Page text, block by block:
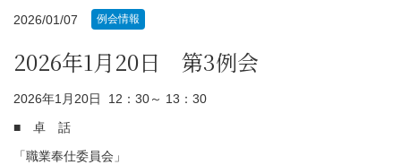
2026/01/07 例会情報
2026年1月20日 第3例会
2026年1月20日 12：30～ 13：30
■ 卓 話
「職業奉仕委員会」